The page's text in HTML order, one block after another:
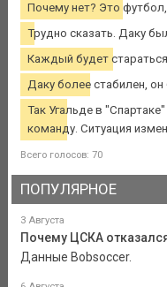
Почему нет? Это
Трудно сказать. Даку
Каждый будет
Даку более стабилен,
Так Угальде в
команду. Ситуация
Всего голосов: 70
ПОПУЛЯРНОЕ
3 Августа
Почему ЦСКА
Данные Bobsoccer.